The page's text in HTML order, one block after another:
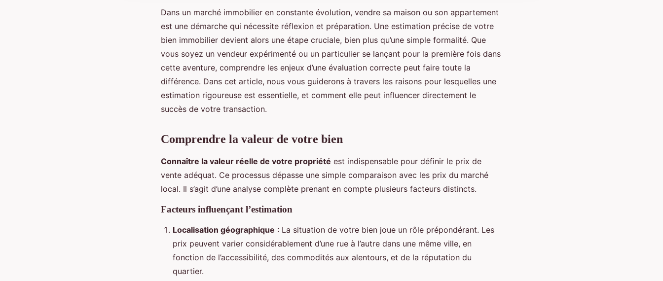
Dans un marché immobilier en constante évolution, vendre sa maison ou son appartement
est une démarche qui nécessite réflexion et préparation. Une estimation précise de votre
bien immobilier devient alors une étape cruciale, bien plus qu’une simple formalité. Que
vous soyez un vendeur expérimenté ou un particulier se lançant pour la première fois dans
cette aventure, comprendre les enjeux d’une évaluation correcte peut faire toute la
différence. Dans cet article, nous vous guiderons à travers les raisons pour lesquelles une
estimation rigoureuse est essentielle, et comment elle peut influencer directement le
succès de votre transaction.
Comprendre la valeur de votre bien
Connaître la valeur réelle de votre propriété est indispensable pour définir le prix de
vente adéquat. Ce processus dépasse une simple comparaison avec les prix du marché
local. Il s’agit d’une analyse complète prenant en compte plusieurs facteurs distincts.
Facteurs influençant l’estimation
Localisation géographique : La situation de votre bien joue un rôle prépondérant. Les
prix peuvent varier considérablement d’une rue à l’autre dans une même ville, en
fonction de l’accessibilité, des commodités aux alentours, et de la réputation du
quartier.